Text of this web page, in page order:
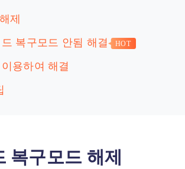
제
복구모드 안됨 해결
HOT
용하여 해결
복구모드 해제